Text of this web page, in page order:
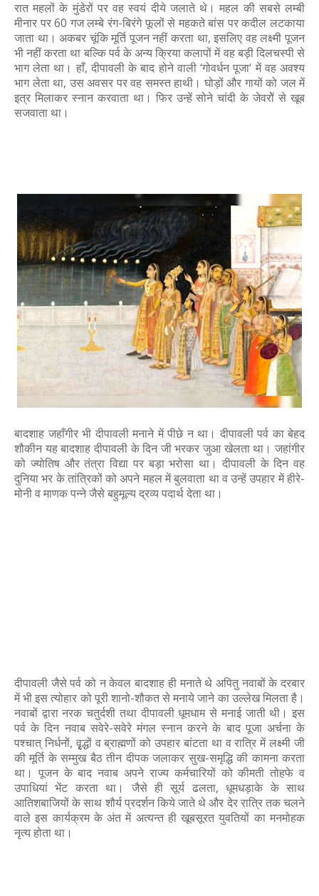
रात महलों के मुंडेरों पर वह स्वयं दीये जलाते थे। महल की सबसे लम्बी
मीनार पर 60 गज लम्बे रंग-बिरंगे फूलों से महकते बांस पर कदील लटकाया
जाता था। अकबर चूंकि मूर्ति पूजन नहीं करता था, इसलिए वह लक्ष्मी पूजन
भी नहीं करता था बल्कि पर्व के अन्य क्रिया कलापों में वह बड़ी दिलचस्पी से
भाग लेता था। हाँ, दीपावली के बाद होने वाली ‘गोवर्धन पूजा‘ में वह अवश्य
भाग लेता था, उस अवसर पर वह समस्त हाथी। घोड़ों और गायों को जल में
इत्र मिलाकर स्नान करवाता था। फिर उन्हें सोने चांदी के जेवरोें से खूब
सजवाता था।
बादशाह जहाँगीर भी दीपावली मनाने में पीछे न था। दीपावली पर्व का बेहद
शौकीन यह बादशाह दीपावली के दिन जी भरकर जुआ खेलता था। जहांगीर
को ज्योतिष और तंत्रा विद्या पर बड़ा भरोसा था। दीपावली के दिन वह
दुनिया भर के तांत्रिकों को अपने महल में बुलवाता था व उन्हें उपहार में हीरे-
मोनी व माणक पन्ने जैसे बहुमूल्य द्रव्य पदार्थ देता था।
दीपावली जैसे पर्व को न केवल बादशाह ही मनाते थे अपितु नवाबों के दरबार
में भी इस त्योहार को पूरी शानो-शौकत से मनाये जाने का उल्लेख मिलता है।
नवाबों द्वारा नरक चतुर्दशी तथा दीपावली धूमधाम से मनाई जाती थी। इस
पर्व के दिन नवाब सवेरे-सवेरे मंगल स्नान करने के बाद पूजा अर्चना के
पश्चात् निर्धनों, वृृृृृद्धों व ब्राह्मणों को उपहार बांटता था व रात्रि में लक्ष्मी जी
की मूर्ति के सम्मुख बैठ तीन दीपक जलाकर सुख-समृद्धि की कामना करता
था। पूजन के बाद नवाब अपने राज्य कर्मचारियों को कीमती तोहफे व
उपाधियां भेंट करता था। जैसे ही सूर्य ढलता, धूमधड़ाके के साथ
आतिशबाजियों के साथ शौर्य प्रदर्शन किये जाते थे और देर रात्रि तक चलने
वाले इस कार्यक्रम के अंत में अत्यन्त ही खूबसूरत युवतियों का मनमोहक
नृत्य होता था।